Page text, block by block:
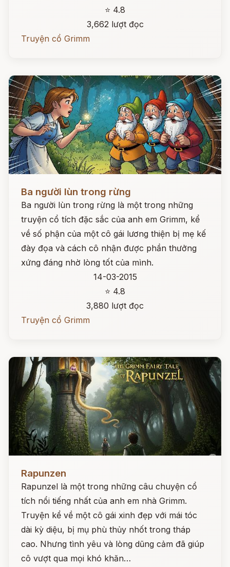
⭐ 4.8
3,662 lượt đọc
Truyện cổ Grimm
Ba người lùn trong rừng
Ba người lùn trong rừng là một trong những
truyện cổ tích đặc sắc của anh em Grimm, kể
về số phận của một cô gái lương thiện bị mẹ kế
đày đọa và cách cô nhận được phần thưởng
xứng đáng nhờ lòng tốt của mình.
14-03-2015
⭐ 4.8
3,880 lượt đọc
Truyện cổ Grimm
Rapunzen
Rapunzel là một trong những câu chuyện cổ
tích nổi tiếng nhất của anh em nhà Grimm.
Truyện kể về một cô gái xinh đẹp với mái tóc
dài kỳ diệu, bị mụ phù thủy nhốt trong tháp
cao. Nhưng tình yêu và lòng dũng cảm đã giúp
cô vượt qua mọi khó khăn…